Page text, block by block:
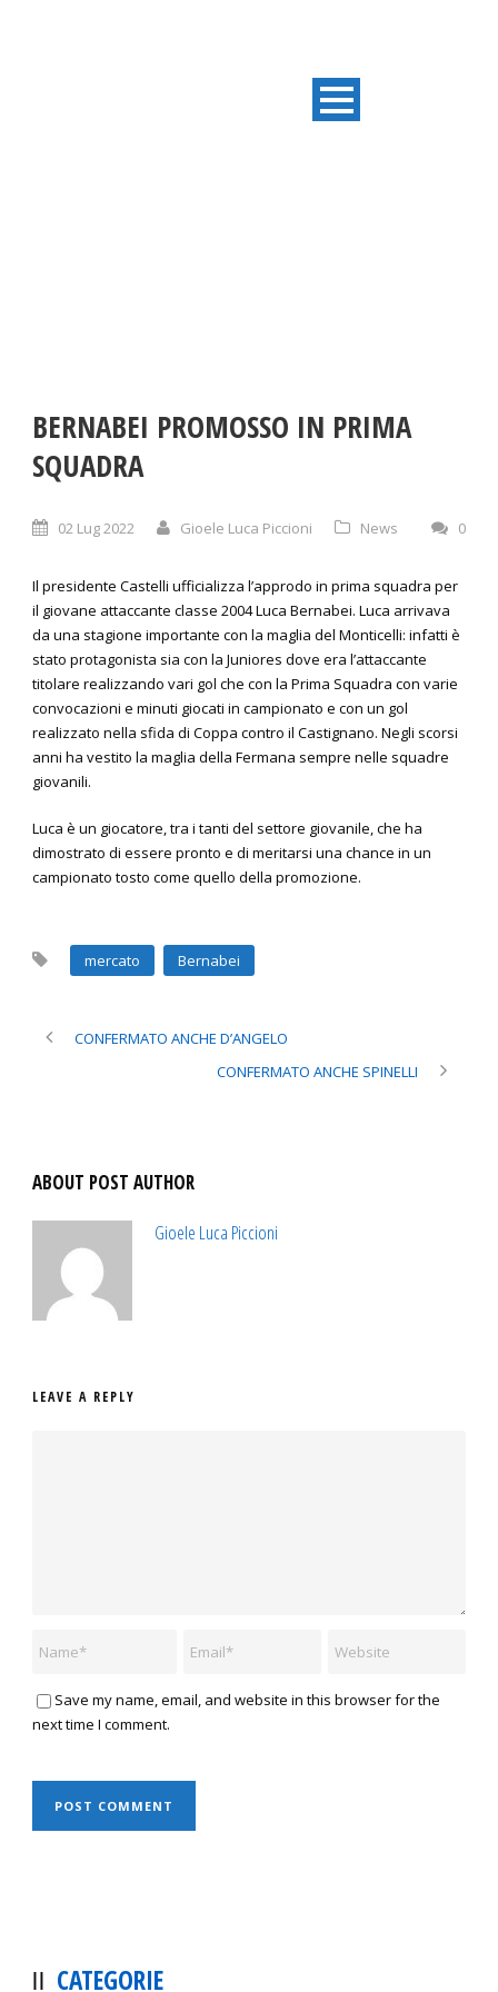
BERNABEI PROMOSSO IN PRIMA
SQUADRA
02 Lug 2022 Gioele Luca Piccioni News 0
Il presidente Castelli ufficializza l’approdo in prima squadra per
il giovane attaccante classe 2004 Luca Bernabei. Luca arrivava
da una stagione importante con la maglia del Monticelli: infatti è
stato protagonista sia con la Juniores dove era l’attaccante
titolare realizzando vari gol che con la Prima Squadra con varie
convocazioni e minuti giocati in campionato e con un gol
realizzato nella sfida di Coppa contro il Castignano. Negli scorsi
anni ha vestito la maglia della Fermana sempre nelle squadre
giovanili.
Luca è un giocatore, tra i tanti del settore giovanile, che ha
dimostrato di essere pronto e di meritarsi una chance in un
campionato tosto come quello della promozione.
mercato Bernabei
CONFERMATO ANCHE D’ANGELO
CONFERMATO ANCHE SPINELLI
ABOUT POST AUTHOR
Gioele Luca Piccioni
LEAVE A REPLY
Save my name, email, and website in this browser for the
next time I comment.
CATEGORIE